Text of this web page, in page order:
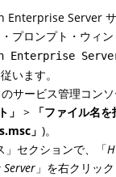
Enterprise Server
プロンプト・ウィ
Enterprise Server
います。
サービス管理コン
」 > 「ファイル名
」 )。
」セクションで、「
」を右クリッ